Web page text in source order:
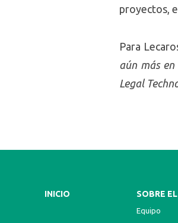
proyectos,
Para
aún más
Legal
INICIO SOBRE
Equipo